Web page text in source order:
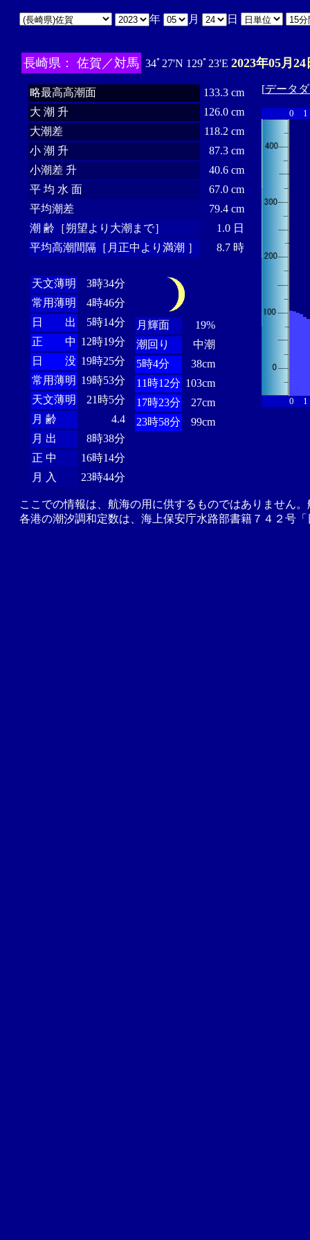
年 月 日
長崎県： 佐賀／対馬 34ﾟ27'N 129ﾟ23'E 2023年05月
略最高高潮面
133.3 cm
大 潮 升
126.0 cm
大潮差
118.2 cm
小 潮 升
87.3 cm
小潮差 升
40.6 cm
平 均 水 面
67.0 cm
平均潮差
79.4 cm
潮 齢［朔望より大潮まで］
1.0 日
平均高潮間隔［月正中より満潮 ］
8.7 時
天文薄明
3時34分
常用薄明
4時46分
日 出
5時14分
正 中 12時19分
日 没 19時25分
常用薄明 19時53分
天文薄明
21時5分
月 齢
4.4
月 出
8時38分
正 中
16時14分
月 入
23時44分
月輝面
19%
潮回り
中潮
5時4分
38cm
11時12分 103cm
17時23分
27cm
23時58分
99cm
[データ
0 1
0 1
ここでの情報は、航海の用に供するものではありません
各港の潮汐調和定数は、海上保安庁水路部書籍７４２号